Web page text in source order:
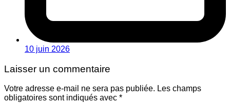
10 juin 2026
Laisser un commentaire
Votre adresse e-mail ne sera pas publiée. Les champs
obligatoires sont indiqués avec *